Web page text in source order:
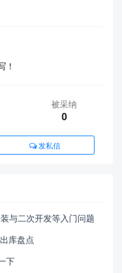
！
被采纳
0
发私信
与二次开发等入门问题
库盘点
下